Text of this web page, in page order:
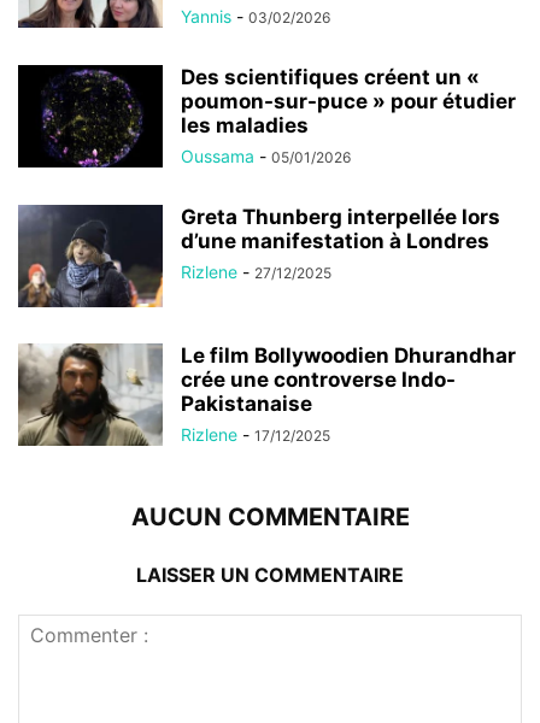
Yannis - 03/02/2026
Des scientifiques créent un «
poumon-sur-puce » pour étudier
les maladies
Oussama - 05/01/2026
Greta Thunberg interpellée lors
d’une manifestation à Londres
Rizlene - 27/12/2025
Le film Bollywoodien Dhurandhar
crée une controverse Indo-
Pakistanaise
Rizlene - 17/12/2025
AUCUN COMMENTAIRE
LAISSER UN COMMENTAIRE